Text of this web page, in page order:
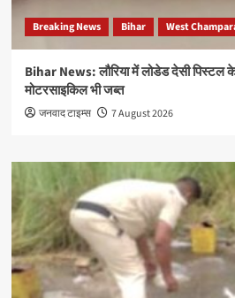
Breaking News Bihar West
Bihar News: लौरिया में लोडेड देसी पिस्टल
मोटरसाइकिल भी जब्त
जनवाद टाइम्स 7 August 2026